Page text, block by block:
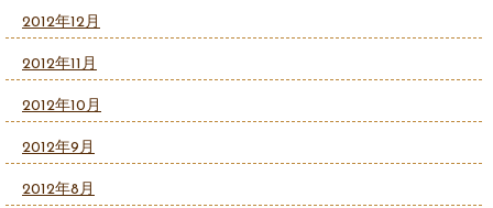
2012年12月
2012年11月
2012年10月
2012年9月
2012年8月